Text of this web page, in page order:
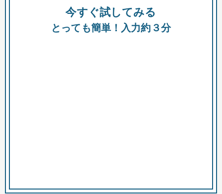
助成金 融資 出資
今すぐ試してみる
とっても簡単！入力約３分